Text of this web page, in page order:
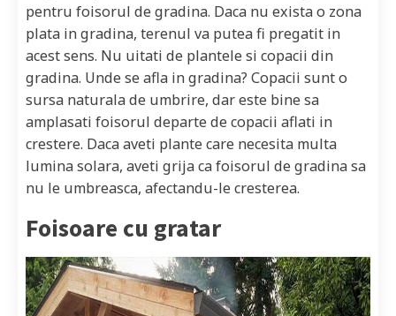
pentru foisorul de gradina. Daca nu exista o zona
plata in gradina, terenul va putea fi pregatit in
acest sens. Nu uitati de plantele si copacii din
gradina. Unde se afla in gradina? Copacii sunt o
sursa naturala de umbrire, dar este bine sa
amplasati foisorul departe de copacii aflati in
crestere. Daca aveti plante care necesita multa
lumina solara, aveti grija ca foisorul de gradina sa
nu le umbreasca, afectandu-le cresterea.
Foisoare cu gratar